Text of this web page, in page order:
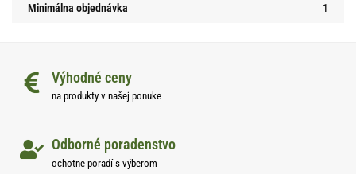
Minimálna objednávka 1
Výhodné ceny
na produkty v našej ponuke
Odborné poradenstvo
ochotne poradí s výberom